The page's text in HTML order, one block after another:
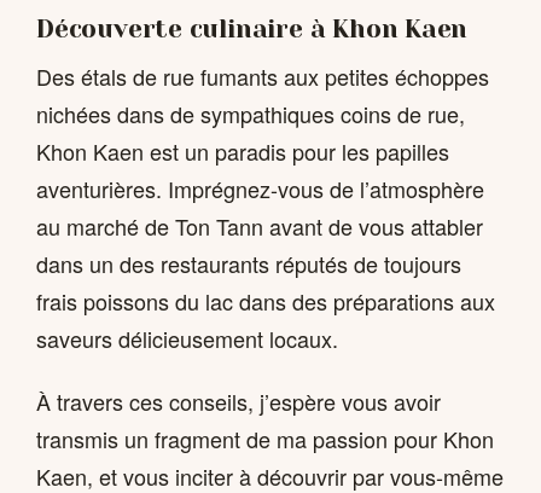
Découverte culinaire à Khon Kaen
Des étals de rue fumants aux petites échoppes
nichées dans de sympathiques coins de rue,
Khon Kaen est un paradis pour les papilles
aventurières. Imprégnez-vous de l’atmosphère
au marché de Ton Tann avant de vous attabler
dans un des restaurants réputés de toujours
frais poissons du lac dans des préparations aux
saveurs délicieusement locaux.
À travers ces conseils, j’espère vous avoir
transmis un fragment de ma passion pour Khon
Kaen, et vous inciter à découvrir par vous-même